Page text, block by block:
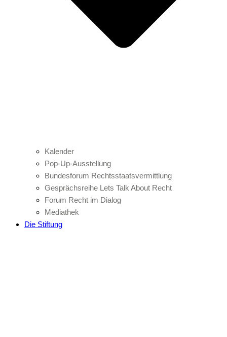
Kalender
Pop-Up-Ausstellung
Bundesforum Rechtsstaatsvermittlung
Gesprächsreihe Lets Talk About Recht
Forum Recht im Dialog
Mediathek
Die Stiftung